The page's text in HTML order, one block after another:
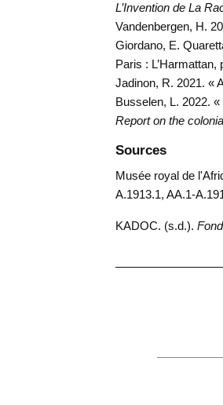
L’Invention de La
Vandenbergen, H.
Giordano, E.
Paris : L’Harmattan,
Jadinon, R. 2021. «
Busselen, L. 2022.
Report on the
Sources
Musée royal de
A.1913.1, AA.1-
KADOC. (s.d.).